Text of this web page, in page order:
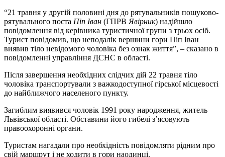
“21 травня у другій половині дня до рятувальників пошуково-
рятувального поста Піп Іван (ГПРВ Явірник) надійшло
повідомлення від керівника туристичної групи з трьох осіб.
Турист повідомив, що неподалік вершини гори Піп Іван
виявив тіло невідомого чоловіка без ознак життя”, – сказано в
повідомленні управління ДСНС в області.
Після завершення необхідних слідчих дій 22 травня тіло
чоловіка транспортували з важкодоступної гірської місцевості
до найближчого населеного пункту.
Загиблим виявився чоловік 1991 року народження, житель
Львівської області. Обставини його гибелі з’ясовують
правоохоронні органи.
Туристам нагадали про необхідність повідомляти рідним про
свій маршрут і не ходити в гори наодинці.